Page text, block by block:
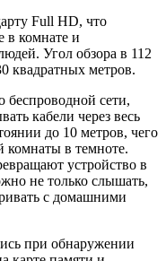
Full HD, что
в комнате и
Угол обзора в 112
квадратных метров.
беспроводной сети,
кабели через весь
до 10 метров, чего
комнаты в темноте.
устройство в
не только слышать,
с домашними
при обнаружении